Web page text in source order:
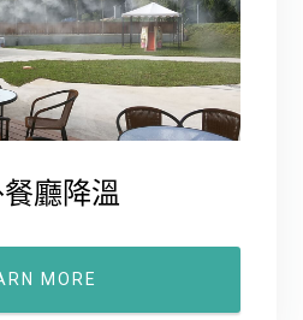
廳降溫
MORE